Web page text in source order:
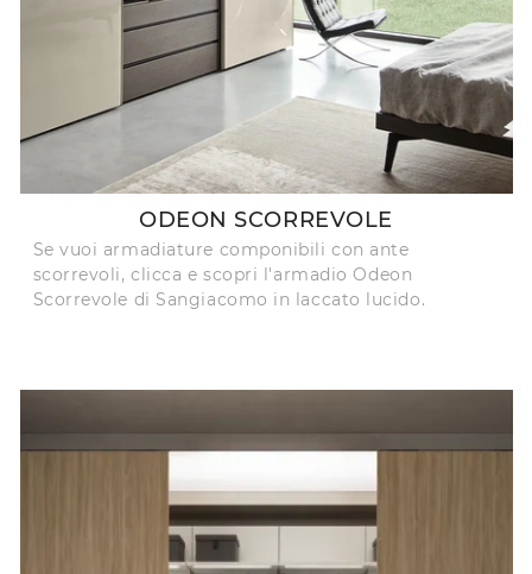
ODEON SCORREVOLE
Se vuoi armadiature componibili con ante
scorrevoli, clicca e scopri l'armadio Odeon
Scorrevole di Sangiacomo in laccato lucido.